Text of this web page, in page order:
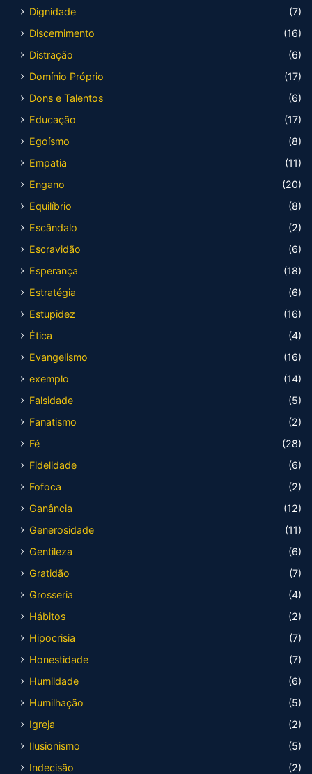
Dignidade
(7)
Discernimento
(16)
Distração
(6)
Domínio Próprio
(17)
Dons e Talentos
(6)
Educação
(17)
Egoísmo
(8)
Empatia
(11)
Engano
(20)
Equilíbrio
(8)
Escândalo
(2)
Escravidão
(6)
Esperança
(18)
Estratégia
(6)
Estupidez
(16)
Ética
(4)
Evangelismo
(16)
exemplo
(14)
Falsidade
(5)
Fanatismo
(2)
Fé
(28)
Fidelidade
(6)
Fofoca
(2)
Ganância
(12)
Generosidade
(11)
Gentileza
(6)
Gratidão
(7)
Grosseria
(4)
Hábitos
(2)
Hipocrisia
(7)
Honestidade
(7)
Humildade
(6)
Humilhação
(5)
Igreja
(2)
Ilusionismo
(5)
Indecisão
(2)